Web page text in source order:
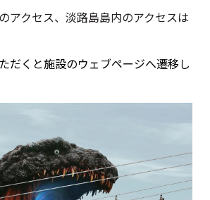
アクセス、淡路島島内のアクセスは
だくと施設のウェブページへ遷移し